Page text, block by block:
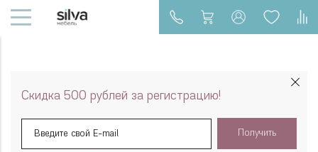
Скидка 500 рублей за регистрацию!
Получить